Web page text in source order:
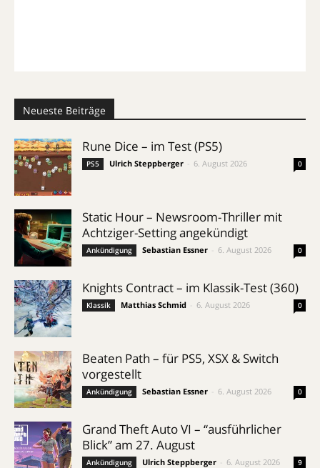
Neueste Beiträge
Rune Dice – im Test (PS5)
PS5 Ulrich Steppberger 6. August 2026 0
Static Hour – Newsroom-Thriller mit
Achtziger-Setting angekündigt
Ankündigung Sebastian Essner 6. August 2026 0
Knights Contract – im Klassik-Test (360)
Klassik Matthias Schmid 6. August 2026 0
Beaten Path – für PS5, XSX & Switch
vorgestellt
Ankündigung Sebastian Essner 6. August 2026 0
Grand Theft Auto VI – “ausführlicher
Blick” am 27. August
Ankündigung Ulrich Steppberger 6. August 2026 9